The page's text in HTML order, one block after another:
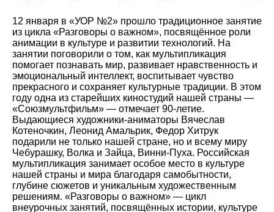
12 января в «УОР №2» прошло традиционное занятие
из цикла «Разговоры о важном», посвящённое роли
анимации в культуре и развитии технологий. На
занятии поговорили о том, как мультипликация
помогает познавать мир, развивает нравственность и
эмоциональный интеллект, воспитывает чувство
прекрасного и сохраняет культурные традиции. В этом
году одна из старейших киностудий нашей страны —
«Союзмультфильм» — отмечает 90-летие.
Выдающиеся художники-аниматоры Вячеслав
Котеночкин, Леонид Амальрик, Федор Хитрук
подарили не только нашей стране, но и всему миру
Чебурашку, Волка и Зайца, Винни-Пуха. Российская
мультипликация занимает особое место в культуре
нашей страны и мира благодаря самобытности,
глубине сюжетов и уникальным художественным
решениям. «Разговоры о важном» — цикл
внеурочных занятий, посвящённых истории, культуре